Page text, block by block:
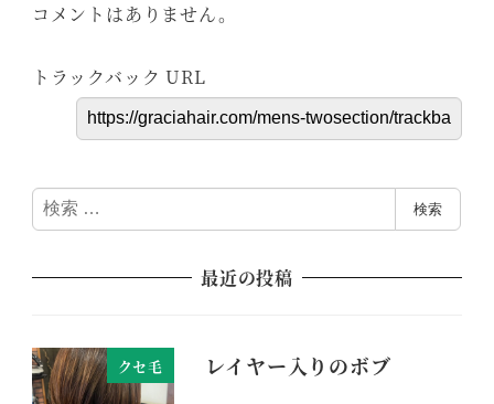
コメントはありません。
トラックバック URL
検
索
検索
最近の投稿
クセ毛 レイヤー入りのボブ